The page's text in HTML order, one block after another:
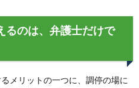
るのは、弁護士だけで
メリットの一つに、調停の場に